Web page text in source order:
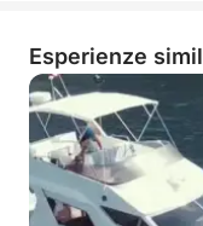
Esperienze